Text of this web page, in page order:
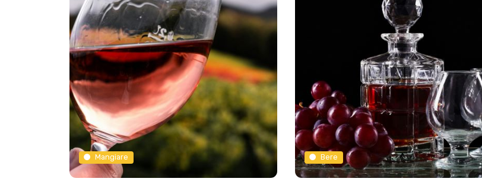
Mangiare Bere